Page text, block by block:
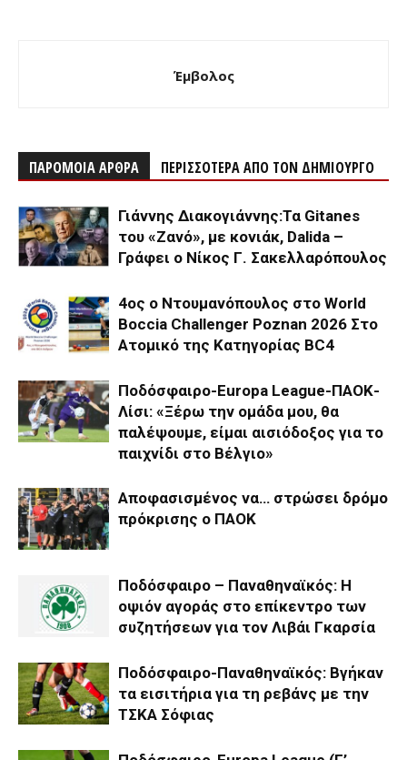
Έμβολος
ΠΑΡΟΜΟΙΑ ΑΡΘΡΑ ΠΕΡΙΣΣΟΤΕΡΑ ΑΠΟ ΤΟΝ ΔΗΜΙΟΥΡΓΟ
Γιάννης Διακογιάννης:Τα Gitanes
του «Ζανό», με κονιάκ, Dalida –
Γράφει ο Νίκος Γ. Σακελλαρόπουλος
4ος ο Ντουμανόπουλος στο World
Boccia Challenger Poznan 2026 Στο
Ατομικό της Κατηγορίας BC4
Ποδόσφαιρο-Europa League-ΠΑΟΚ-
Λίσι: «Ξέρω την ομάδα μου, θα
παλέψουμε, είμαι αισιόδοξος για το
παιχνίδι στο Βέλγιο»
Αποφασισμένος να… στρώσει δρόμο
πρόκρισης ο ΠΑΟΚ
Ποδόσφαιρο – Παναθηναϊκός: Η
οψιόν αγοράς στο επίκεντρο των
συζητήσεων για τον Λιβάι Γκαρσία
Ποδόσφαιρο-Παναθηναϊκός: Βγήκαν
τα εισιτήρια για τη ρεβάνς με την
ΤΣΚΑ Σόφιας